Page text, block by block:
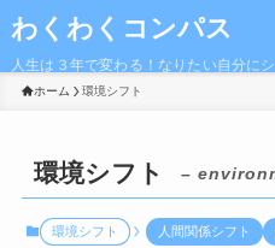
わくわくコンパス
人生は３年で変わる！なりたい自分に
ホーム 環境シフト
環境シフト –
環境シフト 人間関係シフト